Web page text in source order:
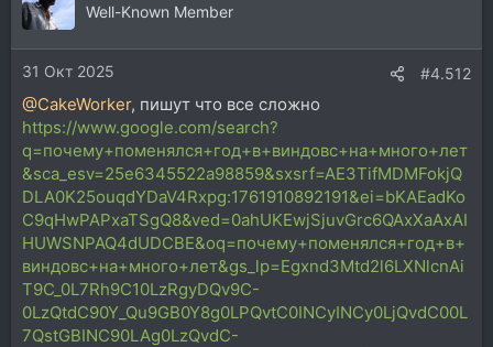
Well-Known Member
31 Окт 2025 #4.512
@CakeWorker, пишут что все сложно
https://www.google.com/search?
q=почему+поменялся+год+в+виндовс+на+много+лет
&sca_esv=25e6345522a98859&sxsrf=AE3TifMDMFokjQ
DLA0K25ouqdYDaV4Rxpg:1761910892191&ei=bKAEadKo
C9qHwPAPxaTSgQ8&ved=0ahUKEwjSjuvGrc6QAxXaAxAI
HUWSNPAQ4dUDCBE&oq=почему+поменялся+год+в+
виндовс+на+много+лет&gs_lp=Egxnd3Mtd2l6LXNlcnAi
T9C_0L7Rh9C10LzRgyDQv9C-
0LzQtdC90Y_Qu9GB0Y8g0LPQvtC0INCyINCy0LjQvdC00L
7QstGBINC90LAg0LzQvdC-